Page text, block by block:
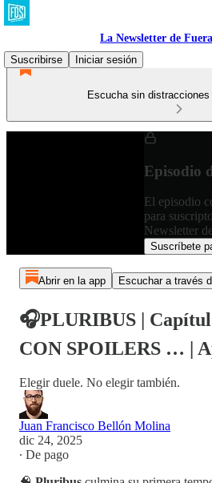
La Newsletter de
Suscribirse
Iniciar sesión
Escucha sin
Episodio
El episodio
para
Newsletter
Suscríbete
Abrir en la app Escuchar a través
🎧PLURIBUS |
CON SPOILERS … |
Elegir duele. No elegir también.
Juan Francisco Bellón Molina
dic 24, 2025
∙ De pago